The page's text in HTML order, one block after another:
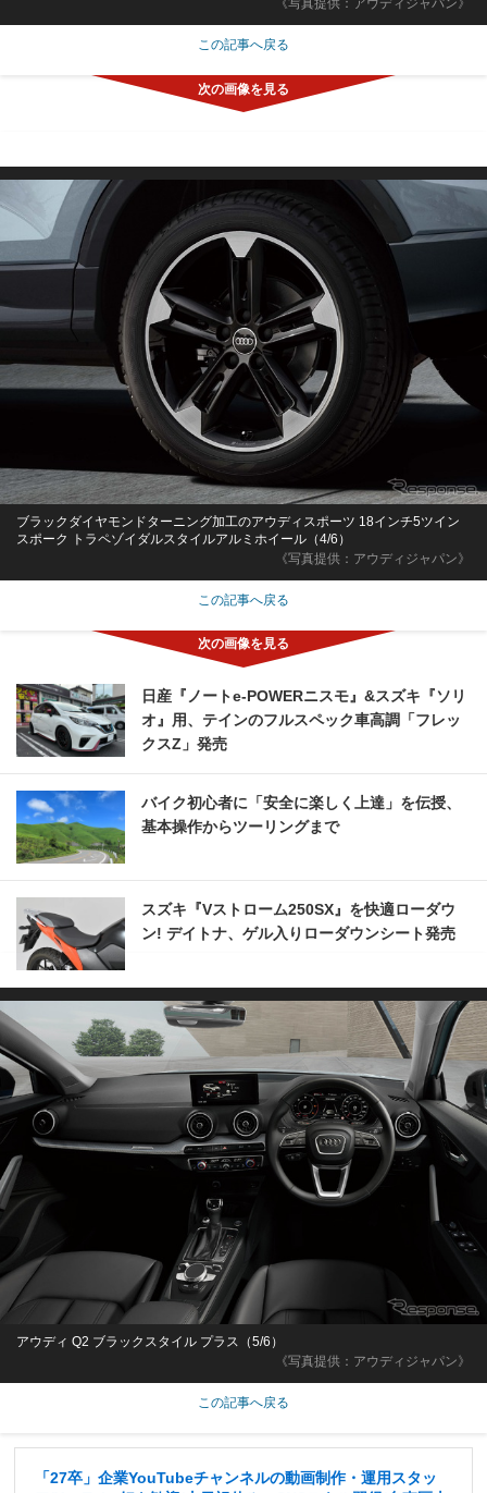
《写真提供：アウディジャパン》
この記事へ戻る
《写真提供：アウディジャパン》
ブラックダイヤモンドターニング加工のアウディスポーツ 18インチ5ツイン
スポーク トラペゾイダルスタイルアルミホイール（4/6）
この記事へ戻る
日産『ノートe-POWERニスモ』&スズキ『ソリ
オ』用、テインのフルスペック車高調「フレッ
クスZ」発売
バイク初心者に「安全に楽しく上達」を伝授、
基本操作からツーリングまで
スズキ『Vストローム250SX』を快適ローダウ
ン! デイトナ、ゲル入りローダウンシート発売
《写真提供：アウディジャパン》
アウディ Q2 ブラックスタイル プラス（5/6）
この記事へ戻る
「27卒」企業YouTubeチャンネルの動画制作・運用スタッ